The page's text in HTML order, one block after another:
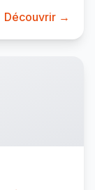
Découvrir →